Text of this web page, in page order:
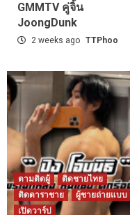
GMMTV คู่จิ้น
JoongDunk
2 weeks ago TTPhoo
ตามติดผู้
ติดชายไทย
ติดดาราชาย
ผู้ชายถ่ายแบบ
เปิดวาร์ป